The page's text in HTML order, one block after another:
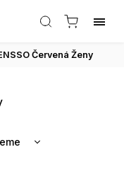
Červená Ženy